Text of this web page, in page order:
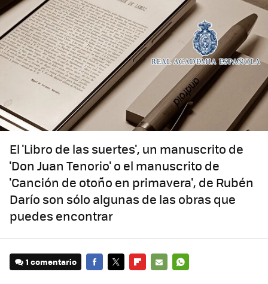
El 'Libro de las suertes', un manuscrito de
'Don Juan Tenorio' o el manuscrito de
'Canción de otoño en primavera', de Rubén
Darío son sólo algunas de las obras que
puedes encontrar
1 comentario